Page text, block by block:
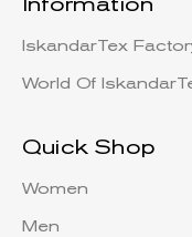
IskandarTex
World Of
Quick Shop
Women
Men